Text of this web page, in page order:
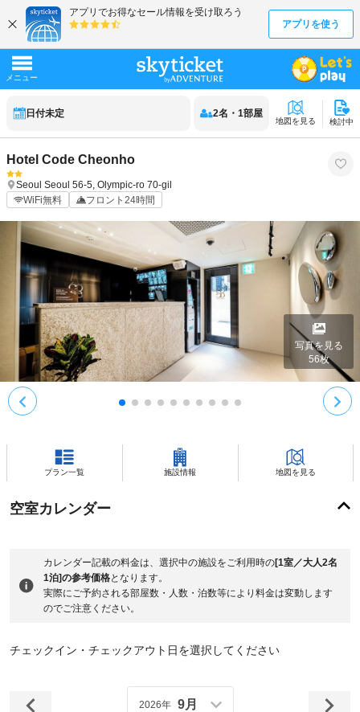
日付未定 2名 ・ 1部屋
地図を見る 検討中
Hotel Code Cheonho
Seoul Seoul 56-5, Olympic-ro 70-gil
WiFi無料
フロント24時間
写真を見る
56枚
プラン一覧 施設情報 地図を見る
空室カレンダー
カレンダー記載の料金は、選択中の施設をご利用時の[1室／大人2名
1泊]の参考価格となります。
実際にご予約される部屋数・人数・泊数等により料金は変動します
のでご注意ください。
チェックイン・チェックアウト日を選択してください
2026年 9月